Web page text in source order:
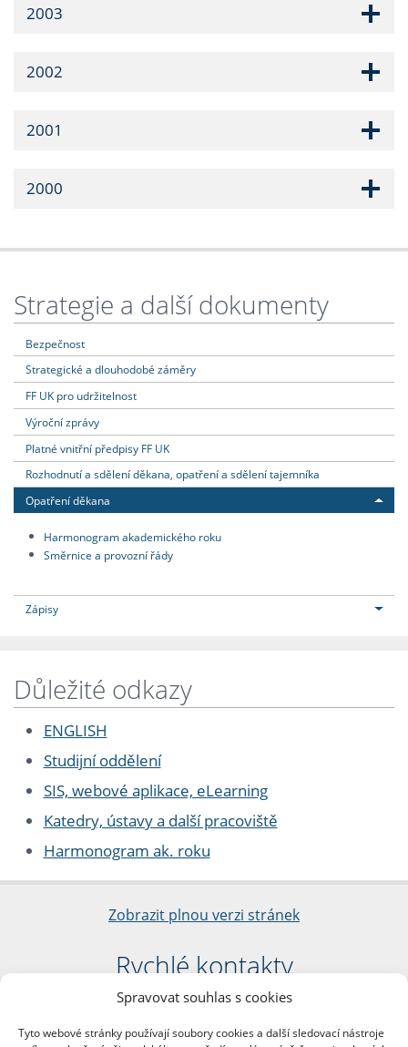
Spravovat souhlas s cookies
Tyto webové stránky používají soubory cookies a další sledovací nástroje
2003
2002
2001
2000
Strategie a další dokumenty
Bezpečnost
Strategické a dlouhodobé záměry
FF UK pro udržitelnost
Výroční zprávy
Platné vnitřní předpisy FF UK
Rozhodnutí a sdělení děkana, opatření a sdělení tajemníka
Opatření děkana
Harmonogram akademického roku
Směrnice a provozní řády
Zápisy
Důležité odkazy
ENGLISH
Studijní oddělení
SIS, webové aplikace, eLearning
Katedry, ústavy a další pracoviště
Harmonogram ak. roku
Zobrazit plnou verzi stránek
Rychlé kontakty
Filozofická fakulta
nám. Jana Palacha 1/2